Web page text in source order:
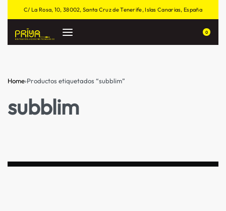
C/ La Rosa, 10, 38002, Santa Cruz de Tenerife, Islas Canarias, España
0
Home›Productos etiquetados “subblim”
subblim